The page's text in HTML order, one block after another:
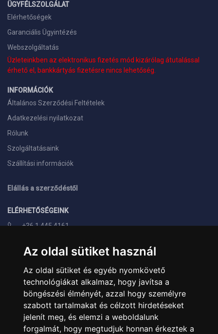
Az oldal sütiket használ
Az oldal sütiket és egyéb nyomkövető
technológiákat alkalmaz, hogy javítsa a
böngészési élményét, azzal hogy személyre
szabott tartalmakat és célzott hirdetéseket
jelenít meg, és elemzi a weboldalunk
forgalmát, hogy megtudjuk honnan érkeztek a
ÜGYFÉLSZOLGÁLAT
Elérhetőségek
Garanciális Ügyintézés
Webszolgáltatás
Üzleteinkben az elektronikus fizetés mód kizárólag átutalással
érhető el, bankkártyás fizetésre nincs lehetőség.
INFORMÁCIÓK
Általános Szerződési Feltételek
Adatkezelési nyilatkozat
Rólunk
Szolgáltatásaink
Szállítási információk
Elállás a szerződéstől
ELÉRHETŐSÉGEINK
+36 1 445 4161
info@landcomputer.hu
1148 Budapest, Nagy Lajos király útja 24.
Nyitvatartás és kapcsolat
PARTNEREINK